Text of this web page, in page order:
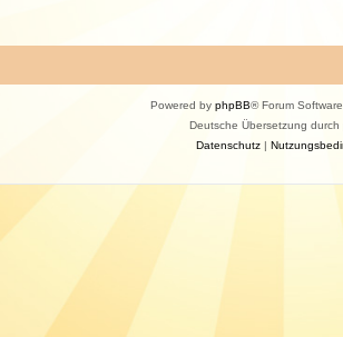
Powered by phpBB® Forum
Deutsche Übersetzung durch
Datenschutz|